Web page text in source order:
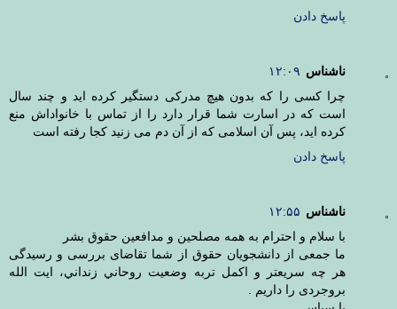
پاسخ دادن
ناشناس ۱۲:۰۹
چرا کسی را که بدون هیچ مدرکی دستگیر کرده اید و چند سال
است که در اسارت شما قرار دارد را از تماس با خانواداش منع
کرده اید، پس آن اسلامی که از آن دم می زنید کجا رفته است
پاسخ دادن
ناشناس ۱۲:۵۵
با سلام و احترام به همه مصلحین و مدافعین حقوق بشر
ما جمعی از دانشجویان حقوق از شما تقاضای بررسی و رسیدگی
هر چه سریعتر و اکمل تربه وضعیت روحاني زنداني، ايت الله
بروجردی را داریم .